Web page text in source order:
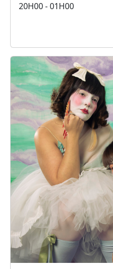
20H00 - 01H00